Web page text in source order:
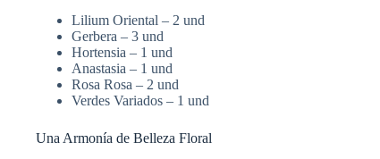
Lilium Oriental – 2 und
Gerbera – 3 und
Hortensia – 1 und
Anastasia – 1 und
Rosa Rosa – 2 und
Verdes Variados – 1 und
Una Armonía de Belleza Floral